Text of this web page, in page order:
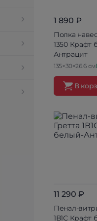
1 890 ₽
Полка
1350 Крафт
Антрацит
135×30×26.6 см
В
11 290 ₽
Пенал-
1В1С Крафт